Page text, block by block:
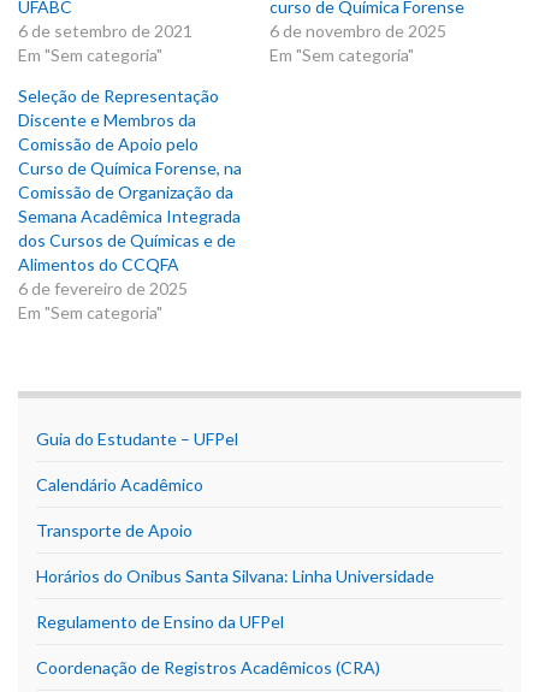
UFABC
6 de setembro de 2021
Em "Sem categoria"
curso de Química Forense
6 de novembro de 2025
Em "Sem categoria"
Seleção de Representação
Discente e Membros da
Comissão de Apoio pelo
Curso de Química Forense, na
Comissão de Organização da
Semana Acadêmica Integrada
dos Cursos de Químicas e de
Alimentos do CCQFA
6 de fevereiro de 2025
Em "Sem categoria"
Guia do Estudante – UFPel
Calendário Acadêmico
Transporte de Apoio
Horários do Onibus Santa Silvana: Linha Universidade
Regulamento de Ensino da UFPel
Coordenação de Registros Acadêmicos (CRA)